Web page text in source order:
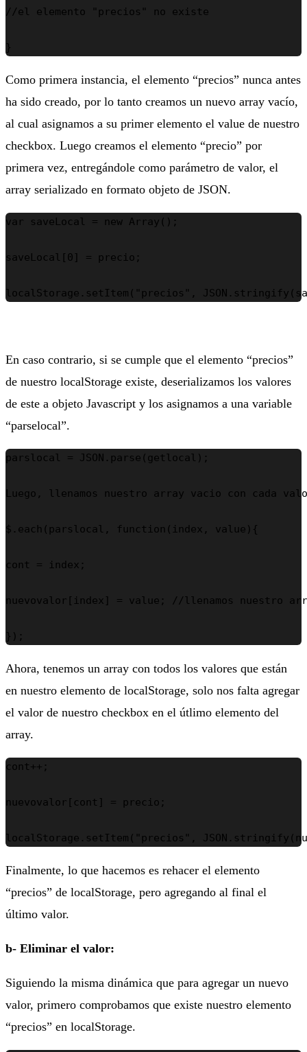
//el elemento "precios" no existe
}
Como primera instancia, el elemento “precios” nunca antes
ha sido creado, por lo tanto creamos un nuevo array vacío,
al cual asignamos a su primer elemento el value de nuestro
checkbox. Luego creamos el elemento “precio” por
primera vez, entregándole como parámetro de valor, el
array serializado en formato objeto de JSON.
var saveLocal = new Array();
saveLocal[0] = precio;
localStorage.setItem("precios",
En caso contrario, si se cumple que el elemento “precios”
de nuestro localStorage existe, deserializamos los valores
de este a objeto Javascript y los asignamos a una variable
“parselocal”.
parslocal = JSON.parse(getlocal);
Luego, llenamos nuestro array vacio con cada
$.each(parslocal, function(index, value){
cont = index;
nuevovalor[index] = value; //llenamos nuestro
});
Ahora, tenemos un array con todos los valores que están
en nuestro elemento de localStorage, solo nos falta agregar
el valor de nuestro checkbox en el útlimo elemento del
array.
cont++;
nuevovalor[cont] = precio;
localStorage.setItem("precios",
Finalmente, lo que hacemos es rehacer el elemento
“precios” de localStorage, pero agregando al final el
último valor.
b- Eliminar el valor:
Siguiendo la misma dinámica que para agregar un nuevo
valor, primero comprobamos que existe nuestro elemento
“precios” en localStorage.